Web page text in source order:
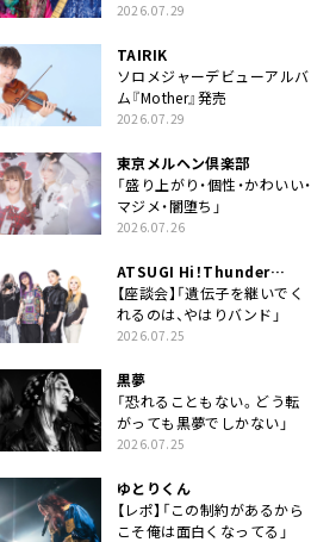
2026.07.29
TAIRIK
ソロメジャーデビューアルバ
ム『Mother』発売
2026.07.29
東京メルヘン倶楽部
「盛り上がり・個性・かわいい・
マジメ・闇堕ち」
2026.07.26
ATSUGI Hi！Thunder
Rock Festival
【座談会】「遺伝子を継いでく
れるのは、やはりバンド」
2026.07.25
黒夢
「恐れることもない。どう転
がっても黒夢でしかない」
2026.07.25
ゆとりくん
【レポ】「この制約があるから
こそ俺は面白くなってる」